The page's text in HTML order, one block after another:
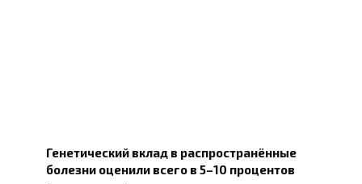
Генетический вклад в распространённые
болезни оценили всего в 5–10 процентов